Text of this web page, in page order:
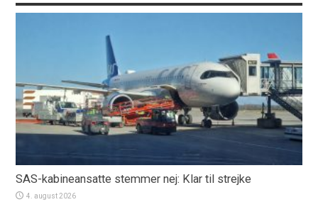
SAS-kabineansatte stemmer nej: Klar til strejke
4. august 2026